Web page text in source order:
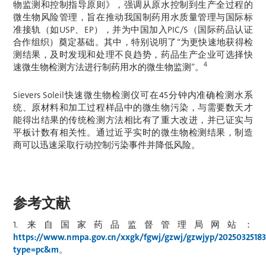
物监测和控制指导原则》，强调从原水控制到生产全过程的
微生物风险管理，旨在推动我国制药用水质量管理与国际标
准接轨（如USP、EP），并为中国加入PIC/S（国际药品认证
合作组织）奠定基础。其中，特别说明了“为更快速地获得检
测结果，及时发现和处理不良趋势，药品生产企业可选择快
速微生物检测方法进行制药用水的微生物监测”。
4
Sievers Soleil快速微生物检测仪可在45分钟内准确检测水系
统、原材料和加工过程样品中的微生物污染，与需要数天才
能得出结果的传统检测方法相比有了重大改进，并已证实与
平板计数有相关性。通过近乎实时的微生物检测结果，制造
商可以迅速采取行动控制污染事件并降低风险。
参考文献
1. 来自国家药品监督管理局网站：
https://www.nmpa.gov.cn/xxgk/fgwj/gzwj/gzwjyp/
type=pc&m。